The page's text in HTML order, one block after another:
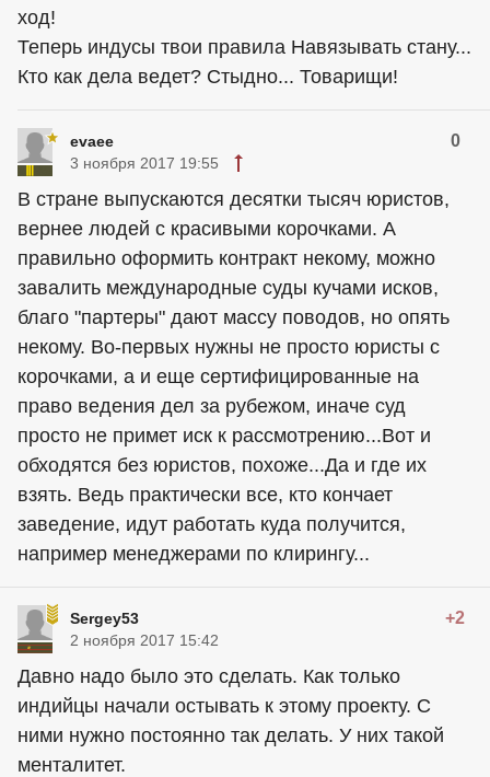
ход!
Теперь индусы твои правила Навязывать стану...
Кто как дела ведет? Стыдно... Товарищи!
evaee 0
3 ноября 2017 19:55
В стране выпускаются десятки тысяч юристов,
вернее людей с красивыми корочками. А
правильно оформить контракт некому, можно
завалить международные суды кучами исков,
благо "партеры" дают массу поводов, но опять
некому. Во-первых нужны не просто юристы с
корочками, а и еще сертифицированные на
право ведения дел за рубежом, иначе суд
просто не примет иск к рассмотрению...Вот и
обходятся без юристов, похоже...Да и где их
взять. Ведь практически все, кто кончает
заведение, идут работать куда получится,
например менеджерами по клирингу...
Sergey53 +2
2 ноября 2017 15:42
Давно надо было это сделать. Как только
индийцы начали остывать к этому проекту. С
ними нужно постоянно так делать. У них такой
менталитет.